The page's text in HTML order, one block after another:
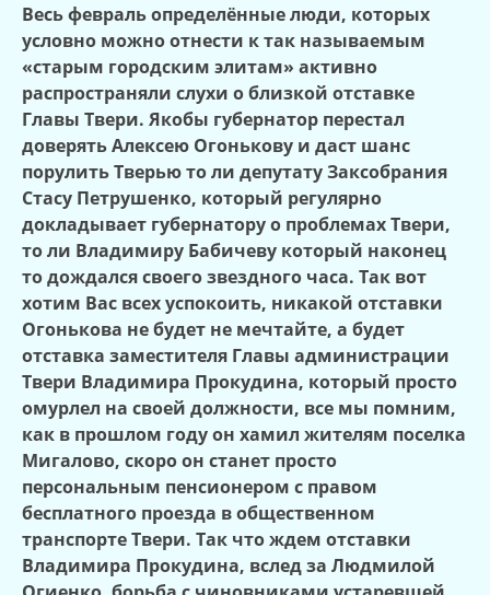
Весь февраль определённые люди, которых
условно можно отнести к так называемым
«старым городским элитам» активно
распространяли слухи о близкой отставке
Главы Твери. Якобы губернатор перестал
доверять Алексею Огонькову и даст шанс
порулить Тверью то ли депутату Заксобрания
Стасу Петрушенко, который регулярно
докладывает губернатору о проблемах Твери,
то ли Владимиру Бабичеву который наконец
то дождался своего звездного часа. Так вот
хотим Вас всех успокоить, никакой отставки
Огонькова не будет не мечтайте, а будет
отставка заместителя Главы администрации
Твери Владимира Прокудина, который просто
омурлел на своей должности, все мы помним,
как в прошлом году он хамил жителям поселка
Мигалово, скоро он станет просто
персональным пенсионером с правом
бесплатного проезда в общественном
транспорте Твери. Так что ждем отставки
Владимира Прокудина, вслед за Людмилой